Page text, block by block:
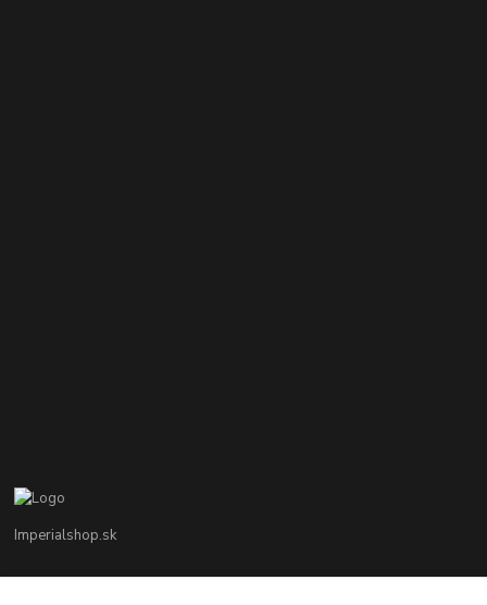
Imperialshop.sk